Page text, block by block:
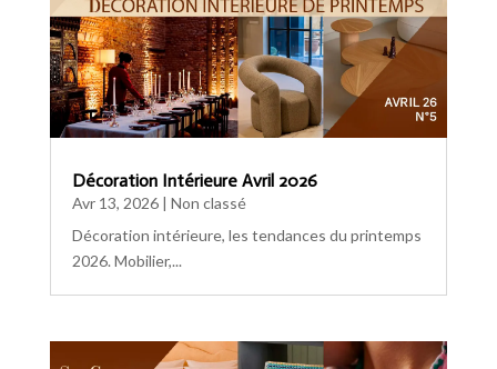
Décoration Intérieure Avril 2026
Avr 13, 2026| Non classé
Décoration intérieure, les tendances du printemps
2026. Mobilier,...